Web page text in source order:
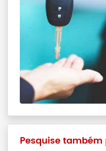
Pesquise também